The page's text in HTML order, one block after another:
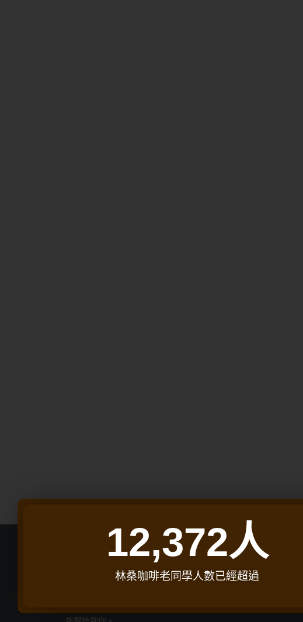
林桑咖啡老同學人數已經超過
12,372人